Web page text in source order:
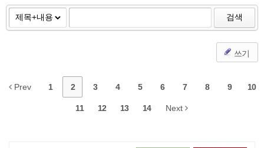
검색
쓰기
Prev 1 2 3 4 5 6 7 8 9 10
11 12 13 14 Next